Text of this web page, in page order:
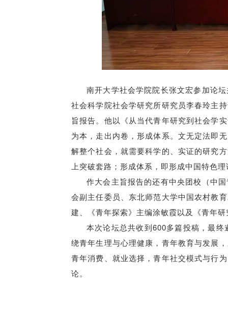
南开大学社会学院院长张文宏参加论
社会科学院社会学研究所研究员李春玲主
旨报告。他以《从当代青年研究到社会学
为本，走出内卷，形成体系。文无定法即
解整个社会，就需要科学的、实证的研究
上突破套路；形成体系，即形成中国特色
作大会主旨报告的还有中央团校（中
会副主任委员、东北师范大学中国农村教
建、《青年探索》主编涂敏霞以及《青年
本次论坛总共收到600多篇投稿，最
绕青年生理与心理健康，青年教育与发展
青年消费、就业选择，青年社交模式与行
论。